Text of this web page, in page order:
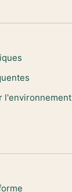
l'environnement